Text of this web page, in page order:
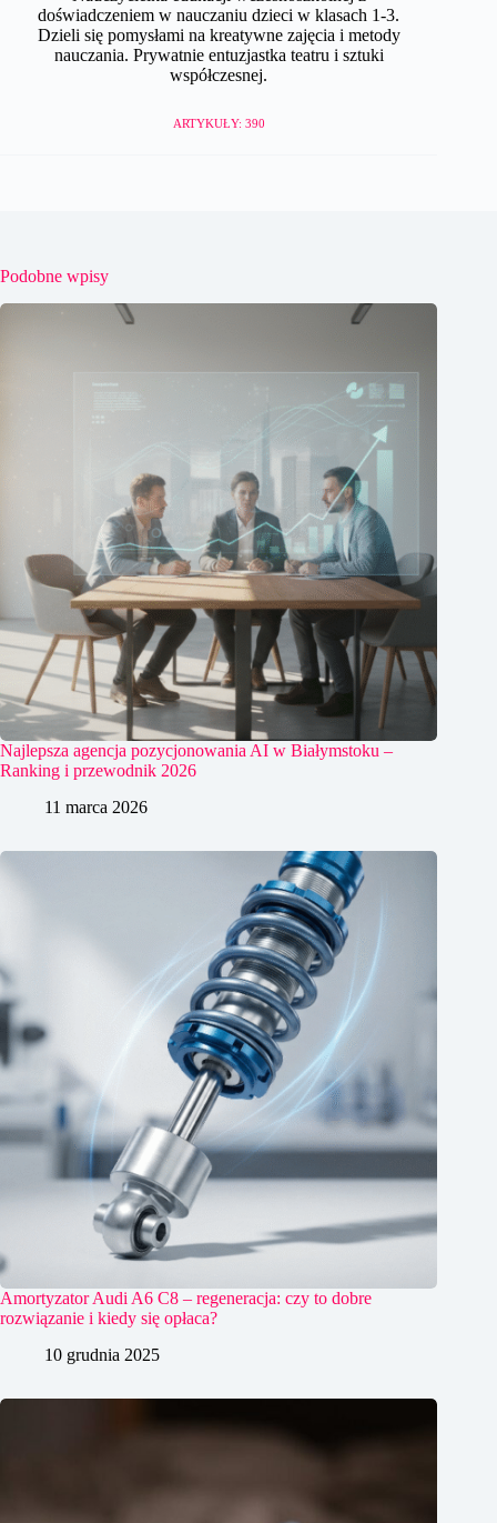
doświadczeniem w nauczaniu dzieci w klasach 1-3.
Dzieli się pomysłami na kreatywne zajęcia i metody
nauczania. Prywatnie entuzjastka teatru i sztuki
współczesnej.
ARTYKUŁY: 390
Podobne wpisy
Najlepsza agencja pozycjonowania AI w Białymstoku –
Ranking i przewodnik 2026
11 marca 2026
Amortyzator Audi A6 C8 – regeneracja: czy to dobre
rozwiązanie i kiedy się opłaca?
10 grudnia 2025